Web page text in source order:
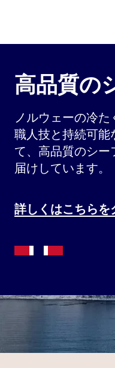
高品質の
ノルウェーの冷
職人技と持続可能
て、高品質のシー
届けしています。
詳しくはこちらを